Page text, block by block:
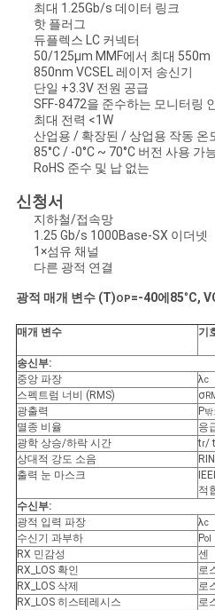
트
맵
개
인
정
보
보
호
최대 1.25Gb/s 데이터 링크
핫 플러그
듀플렉스 LC 커넥터
50/125μm MMF에서 최대 550m
850nm VCSEL 레이저 송신기
단일 +3.3V 전원 공급
SFF-8472을 준수하는 모니터링
최대 전력 <1W
산업용 / 확장된 / 상업용 작동 온
85°C / -0°C ~ 70°C 버전 사용 가
RoHS 준수 및 납 없는
신청서
지하철/접속망
1.25 Gb/s 1000Base-SX 이더넷
1×섬유 채널
다른 광적 연결
광적 매개 변수 (T)OP=-40에 85°C,
매개 변수 기
송신부:
중앙 파장
λc
스펙트럼 너비 (RMS)
σ
광출력
P밖
멸종 비율
응
광학 상승/하락 시간
tr/ t
상대적 강도 소음
RIN
출력 눈 마스크
적
수신부:
광적 입력 파장
λc
수신기 과부하
Pol
RX 민감성
센
RX_LOS 확인
로
RX_LOS 삭제
로
RX_LOS 히스테레시스
로